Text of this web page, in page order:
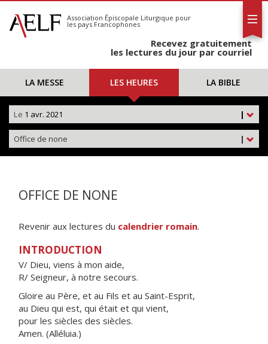
S'abonner
Calendrier
Association Épiscopale Liturgique pour
les pays Francophones
Recevez gratuitement
les lectures du jour par courriel
LA MESSE LES HEURES LA BIBLE
|
Le 1 avr. 2021
|
Office de none
OFFICE DE NONE
Revenir aux lectures du calendrier romain.
INTRODUCTION
V/ Dieu, viens à mon aide,
R/ Seigneur, à notre secours.
Gloire au Père, et au Fils et au Saint-Esprit,
au Dieu qui est, qui était et qui vient,
pour les siècles des siècles.
Amen. (Alléluia.)